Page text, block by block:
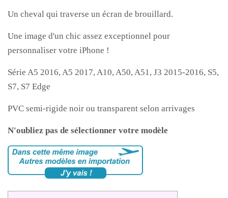
Un cheval qui traverse un écran de brouillard.
Une image d'un chic assez exceptionnel pour
personnaliser votre iPhone !
Série A5 2016, A5 2017, A10, A50, A51, J3 2015-2016, S5,
S7, S7 Edge
PVC semi-rigide noir ou transparent selon arrivages
N'oubliez pas de sélectionner votre modèle